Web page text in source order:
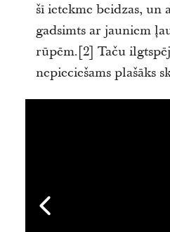
šī ietekme beidzas, un
gadsimts ar jauniem
rūpēm.[2] Taču
nepieciešams plašāks